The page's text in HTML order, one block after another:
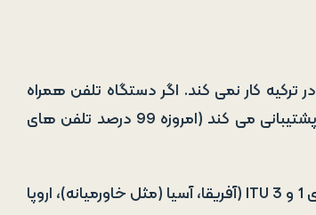
ترکیه در ارتباطات سیار از فناوری GSM استفاده می کند. تلفن های CDMA در ترکیه کار نمی کند. اگر دستگاه تلفن همراه
شما اسلات سیم کارت (پورت مخصوص قرار دادن سیمکارت) دارد از GSMA پشتیبانی می کند (امروزه 99 درصد تلفن های
در ترکیه از فرکانس های اروپایی سنتی استفاده می شود که اغلب در ناحیه های 1 و 3 ITU (آفریقا، آسیا (مثل خاورمیانه)، اروپا